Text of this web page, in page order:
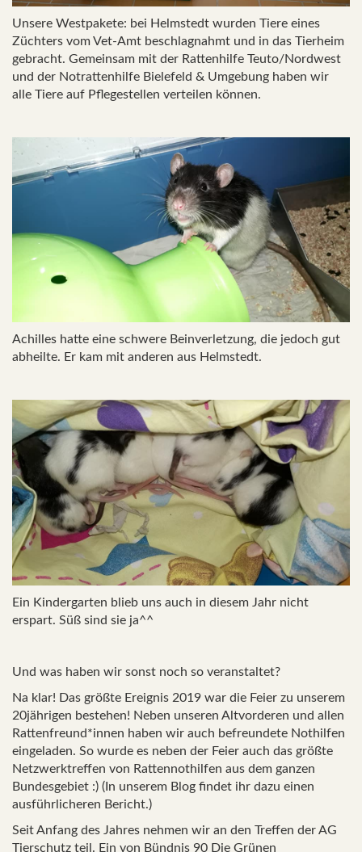
Unsere Westpakete: bei Helmstedt wurden Tiere eines
Züchters vom Vet-Amt beschlagnahmt und in das Tierheim
gebracht. Gemeinsam mit der Rattenhilfe Teuto/Nordwest
und der Notrattenhilfe Bielefeld & Umgebung haben wir
alle Tiere auf Pflegestellen verteilen können.
Achilles hatte eine schwere Beinverletzung, die jedoch gut
abheilte. Er kam mit anderen aus Helmstedt.
Ein Kindergarten blieb uns auch in diesem Jahr nicht
erspart. Süß sind sie ja^^
Und was haben wir sonst noch so veranstaltet?
Na klar! Das größte Ereignis 2019 war die Feier zu unserem
20jährigen bestehen! Neben unseren Altvorderen und allen
Rattenfreund*innen haben wir auch befreundete Nothilfen
eingeladen. So wurde es neben der Feier auch das größte
Netzwerktreffen von Rattennothilfen aus dem ganzen
Bundesgebiet :) (In unserem Blog findet ihr dazu einen
ausführlicheren Bericht.)
Seit Anfang des Jahres nehmen wir an den Treffen der AG
Tierschutz teil. Ein von Bündnis 90 Die Grünen